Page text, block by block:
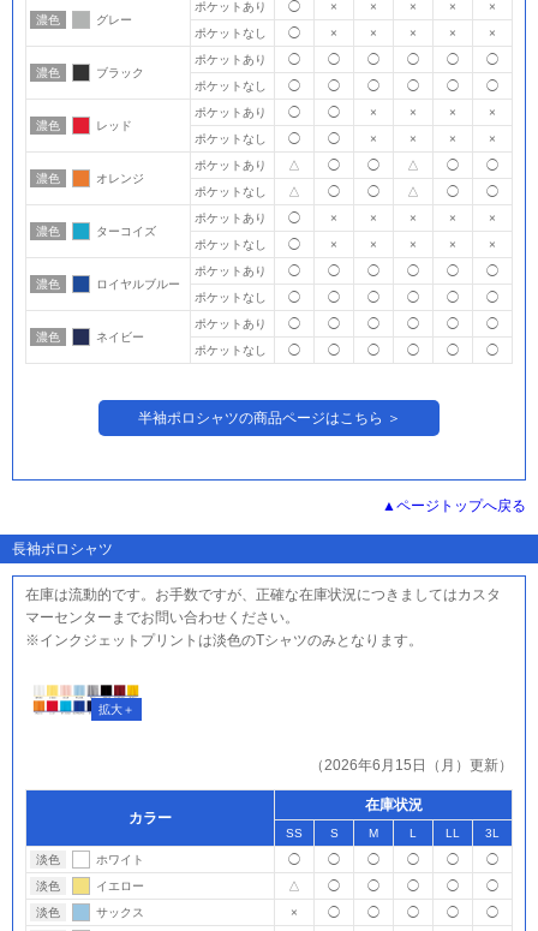
濃色 グレー
ポケットあり ◯ × × × ×
×
ポケットなし
◯ × × × × ×
濃色 ブラック
ポケットあり ◯ ◯ ◯ ◯ ◯
◯
ポケットなし
◯ ◯ ◯ ◯ ◯ ◯
濃色 レッド
ポケットあり ◯ ◯ × × ×
×
ポケットなし
◯ ◯ × × × ×
濃色 オレンジ
ポケットあり △ ◯ ◯ △ ◯
◯
ポケットなし
△ ◯ ◯ △ ◯ ◯
濃色 ターコイズ
ポケットあり ◯ × × × ×
×
ポケットなし
◯ × × × × ×
濃色 ロイヤルブルー
ポケットあり ◯ ◯ ◯ ◯ ◯
◯
ポケットなし
◯ ◯ ◯ ◯ ◯ ◯
濃色 ネイビー
ポケットあり ◯ ◯ ◯ ◯ ◯
◯
ポケットなし
◯ ◯ ◯ ◯ ◯ ◯
半袖ポロシャツの商品ページはこちら ＞
ページトップへ戻る
長袖ポロシャツ
在庫は流動的です。お手数ですが、正確な在庫状況につきましてはカスタ
マーセンターまでお問い合わせください。
※インクジェットプリントは淡色のTシャツのみとなります。
（2026年6月15日（月）更新）
カラー
在庫状況
SS S M L LL
3L
淡色
ホワイト ◯ ◯ ◯ ◯ ◯
◯
淡色
イエロー △ ◯ ◯ ◯ ◯
◯
淡色
サックス × ◯ ◯ ◯ ◯
◯